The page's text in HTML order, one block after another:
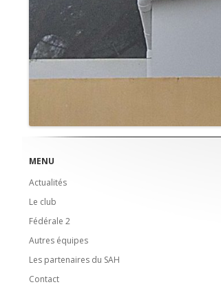
MENU
Actualités
Le club
Fédérale 2
Autres équipes
Les partenaires du SAH
Contact